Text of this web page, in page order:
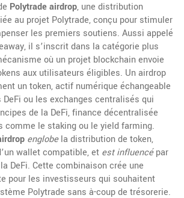
Polytrade airdrop, une distribution
au projet Polytrade, conçu pour stimuler
les premiers soutiens. Aussi appelé
, il s’inscrit dans la catégorie plus
où un projet blockchain envoie
aux utilisateurs éligibles. Un airdrop
untoken,actif numérique échangeable
ou les exchanges centralisés qui
de la DeFi,finance décentralisée
comme le staking ou le yield farming.
englobela distribution de token,
wallet compatible, et est influencépar
DeFi. Cette combinaison crée une
pour les investisseurs qui souhaitent
Polytrade sans à-coup de trésorerie.